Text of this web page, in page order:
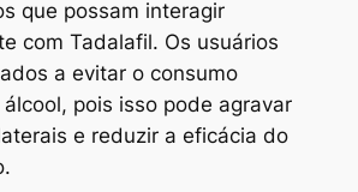
que possam interagir
com Tadalafil. Os usuários
a evitar o consumo
pois isso pode agravar
e reduzir a eficácia do